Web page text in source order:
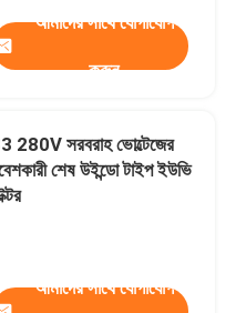
আমাদের সাথে যোগাযোগ
করুন
সরবরাহ ভোল্টেজের
শেষ উইন্ডো টাইপ ইউভি
আমাদের সাথে যোগাযোগ